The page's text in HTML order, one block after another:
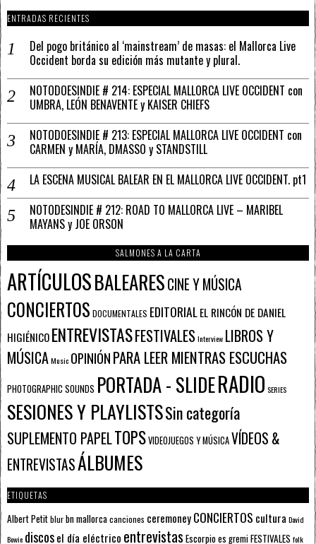
ENTRADAS RECIENTES
Del pogo británico al ‘mainstream’ de masas: el Mallorca Live
Occident borda su edición más mutante y plural.
NOTODOESINDIE # 214: ESPECIAL MALLORCA LIVE OCCIDENT con
UMBRA, LEÓN BENAVENTE y KAISER CHIEFS
NOTODOESINDIE # 213: ESPECIAL MALLORCA LIVE OCCIDENT con
CARMEN y MARÍA, DMASSO y STANDSTILL
LA ESCENA MUSICAL BALEAR EN EL MALLORCA LIVE OCCIDENT. pt1
NOTODESINDIE # 212: ROAD TO MALLORCA LIVE – MARIBEL
MAYANS y JOE ORSON
SALMONES A LA CARTA
ARTÍCULOSBALEARESCINE Y MÚSICA
CONCIERTOS DOCUMENTALES EDITORIALEL RINCÓN DE DANIEL
HIGIÉNICOENTREVISTASFESTIVALESInterview LIBROS Y
MÚSICAMusic OPINIÓNPARA LEER MIENTRAS ESCUCHAS
PHOTOGRAPHIC SOUNDS PORTADA - SLIDERADIO SERIES
SESIONES Y PLAYLISTSSin categoría
SUPLEMENTO PAPELTOPSVIDEOJUEGOS Y MÚSICAVÍDEOS &
ENTREVISTASÁLBUMES
ETIQUETAS
Albert Petitblurbn mallorcacanciones ceremoneyCONCIERTOS cultura David
Bowie discosel día eléctrico entrevistas Escorpioes gremiFESTIVALES folk